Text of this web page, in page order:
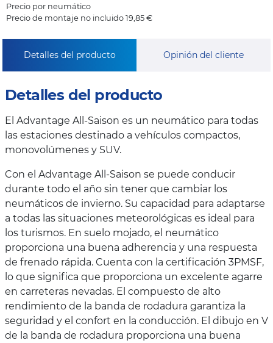
Precio por neumático
Precio de montaje no incluido 19,85 €
Detalles del producto Opinión del cliente
Detalles del producto
El Advantage All-Saison es un neumático para todas
las estaciones destinado a vehículos compactos,
monovolúmenes y SUV.
Con el Advantage All-Saison se puede conducir
durante todo el año sin tener que cambiar los
neumáticos de invierno. Su capacidad para adaptarse
a todas las situaciones meteorológicas es ideal para
los turismos. En suelo mojado, el neumático
proporciona una buena adherencia y una respuesta
de frenado rápida. Cuenta con la certificación 3PMSF,
lo que significa que proporciona un excelente agarre
en carreteras nevadas. El compuesto de alto
rendimiento de la banda de rodadura garantiza la
seguridad y el confort en la conducción. El dibujo en V
de la banda de rodadura proporciona una buena